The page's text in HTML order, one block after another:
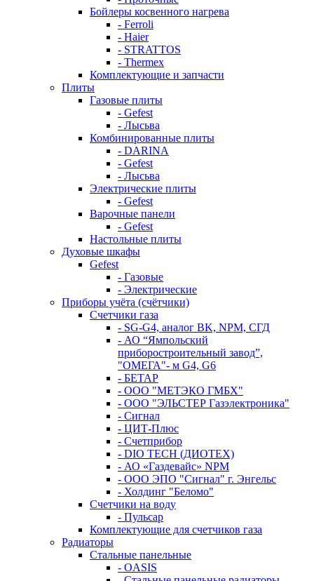
Бойлеры косвенного нагрева
- Ferroli
- Haier
- STRATTOS
- Thermex
Комплектующие и запчасти
Плиты
Газовые плиты
- Gefest
- Лысьва
Комбинированные плиты
- DARINA
- Gefest
- Лысьва
Электрические плиты
- Gefest
Варочные панели
- Gefest
Настольные плиты
Духовые шкафы
Gefest
- Газовые
- Электрические
Приборы учёта (счётчики)
Счетчики газа
- SG-G4, аналог BK, NPM, СГД
- АО “Ямпольский
приборостроительный завод”,
"ОМЕГА"- м G4, G6
- БЕТАР
- ООО "МЕТЭКО ГМБХ"
- ООО "ЭЛЬСТЕР Газэлектроника"
- Сигнал
- ЦИТ-Плюс
- Счетприбор
- DIO TECH (ДИОТЕХ)
- АО «Газдевайс» NPM
- ООО ЭПО "Сигнал" г. Энгельс
- Холдинг "Беломо"
Счетчики на воду
- Пульсар
Комплектующие для счетчиков газа
Радиаторы
Стальные панельные
- OASIS